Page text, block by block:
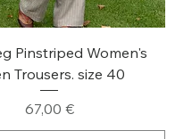
Pinstriped Women's
Trousers. size 40
Kaina
67,00 €